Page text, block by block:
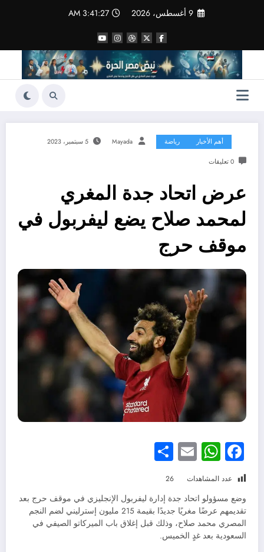
9 أغسطس، 2026 3:41:28 AM
أهم الأخبار رياضة Mayada 5 سبتمبر، 2023
0 تعليقات
عرض اتحاد جدة المغري
لمحمد صلاح يضع ليفربول في
موقف حرج
Facebook
WhatsApp
Email
عدد المشاهدات 26
وضع مسؤولو اتحاد جدة إدارة ليفربول الإنجليزي في موقف حرج بعد
تقديمهم عرضًا مغريًا جديدًا بقيمة 215 مليون إسترليني لضم النجم
المصري محمد صلاح، وذلك قبل إغلاق باب الميركاتو الصيفي في
السعودية بعد غدٍ الخميس.